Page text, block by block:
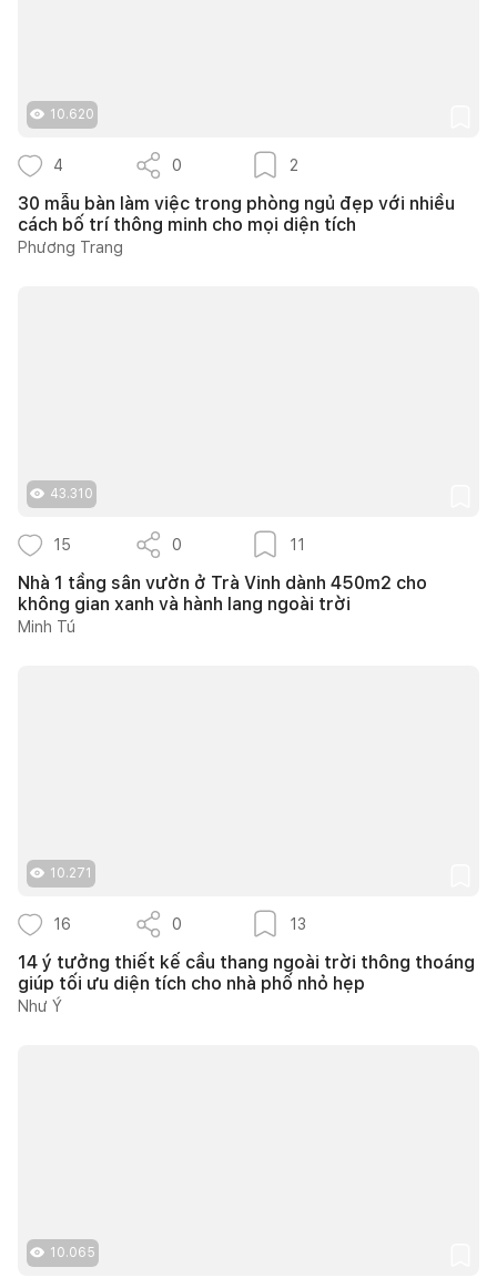
10.620
4 0 2
30 mẫu bàn làm việc trong phòng ngủ đẹp với nhiều
cách bố trí thông minh cho mọi diện tích
Phương Trang
43.310
15 0 11
Nhà 1 tầng sân vườn ở Trà Vinh dành 450m2 cho
không gian xanh và hành lang ngoài trời
Minh Tú
10.271
16 0 13
14 ý tưởng thiết kế cầu thang ngoài trời thông thoáng
giúp tối ưu diện tích cho nhà phố nhỏ hẹp
Như Ý
10.065